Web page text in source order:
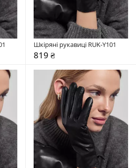
Шкіряні рукавиці RUK-Y101
819 ₴